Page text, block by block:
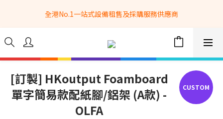
全港No.1一站式設備租售及採購服務供應商
全港No.1一站式設備租售及採購服務供應商
選購現貨產品全單滿$3500自家專送免運費 (只限網站落單, 不適用
於急單, 訂制產品, 屏風, 籠車, 舞台等)
info@hkbasket.com
全港No.1一站式設備租售及採購服務供應商
[訂製] HKoutput Foamboard
單字簡易款配紙腳/鋁架 (A款) -
OLFA